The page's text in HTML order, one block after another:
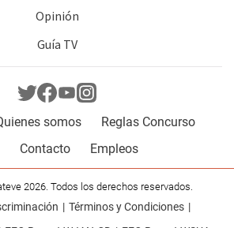
Opinión
Guía TV
somos
Reglas Concurso
Contacto Empleos
2026. Todos los derechos reservados.
Términos y Condiciones